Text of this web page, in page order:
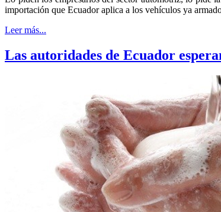
importación que Ecuador aplica a los vehículos ya
Leer más...
Las autoridades de Ecuador